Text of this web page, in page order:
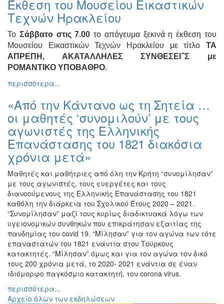
Ζωγραφική
Φωτογραφία
Τραγούδι
Μουσική
Κινηματογράφος
Χορός
Θέατρο
Παζάρι
Ειδών
Συνέδρια
Ημερίδες
-
Διημερίδες
Σεμινάρια-
Διαλέξεις-
Ομιλίες
Διάφορες
Εκθέσεις
Εκδηλώσεις
για
Παιδιά
Άλλες
Εκδηλώσεις
Έκθεση του Μουσείου Εικαστικών
Τεχνών Ηρακλείου
Το Σάββατο στις 7.00 το απόγευμα ξεκινά η έκθεση του
Μουσείου Εικαστικών Τεχνών Ηρακλείου με τίτλο ΤΑ
ΑΠΡΕΠΗ, ΑΚΑΤΑΛΛΗΛΕΣ ΣΥΝΘΕΣΕΙ΅Σ με
ΡΟΜΑΝΤΙΚΟ ΥΠΟΒΑΘΡΟ.
περισσότερα...
«Από την Κάντανο ως τη Σητεία …
οι μαθητές ‘συνομιλούν’ με τους
αγωνιστές της Ελληνικής
Επανάστασης του 1821 διακόσια
χρόνια μετά»
Μαθητές και μαθήτριες από όλη την Κρήτη “συνομίλησαν”
με τους αγωνιστές, τους ευεργέτες και τους
διανοούμενους της Ελληνικής Επανάστασης του 1821
καθόλη την διάρκεια του Σχολικού Έτους 2020 – 2021.
“Συνομίλησαν” μαζί τους κυρίως διαδικτυακά λόγω των
υγειονομικών συνθηκών που επικράτησαν εξαιτίας της
πανδημίας του covid 19. “Μίλησαν” για τον αγώνα των τότε
επαναστατών του 1821 ενάντια στου Τούρκους
κατακτητές. “Μίλησαν” όμως και για τον αγώνα τον δικό
τους 200 χρόνια μετά, το 2020- 2021 ενάντια σε έναν
ιδιόμορφο παγκόσμιο κατακτητή, τον corona virus.
περισσότερα...
Αρχείο όλων των εκδηλώσεων